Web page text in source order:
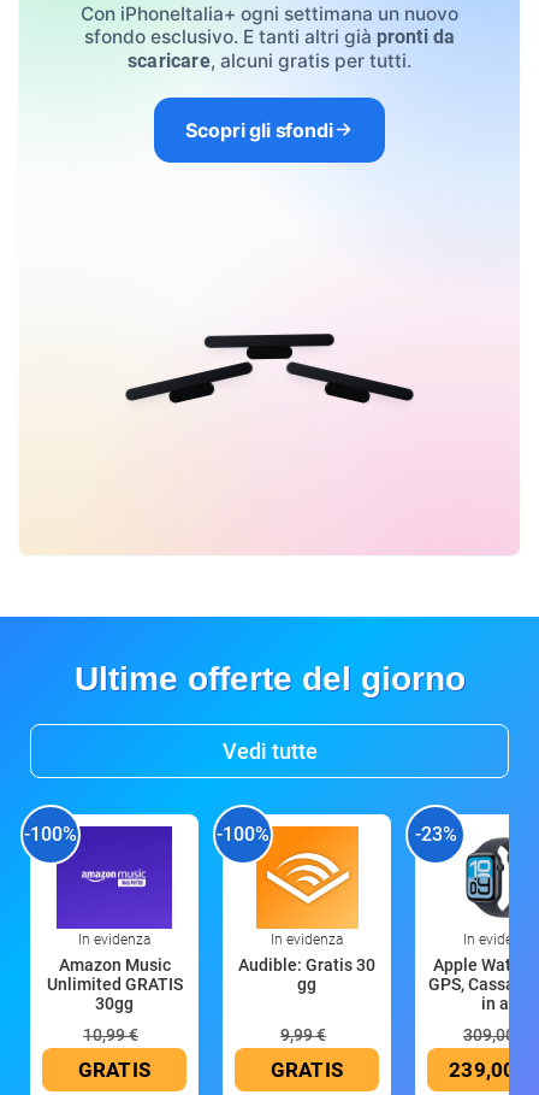
Con iPhoneItalia+ ogni settimana un nuovo
sfondo esclusivo. E tanti altri già pronti da
scaricare, alcuni gratis per tutti.
Scopri gli sfondi
Ultime offerte del giorno
Vedi tutte
-100%
In evidenza
Amazon Music
Unlimited GRATIS
30gg
10,99 €
GRATIS
-100%
In evidenza
Audible: Gratis 30
gg
9,99 €
GRATIS
-23%
In evidenza
Apple Watch
GPS, Cassa
in all
309,00 €
239,00 €